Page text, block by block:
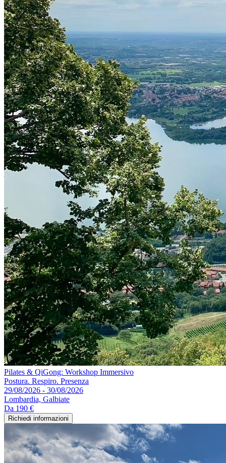
Pilates & QiGong: Workshop Immersivo
Postura. Respiro. Presenza
29/08/2026 - 30/08/2026
Lombardia, Galbiate
Da 190 €
Richiedi informazioni